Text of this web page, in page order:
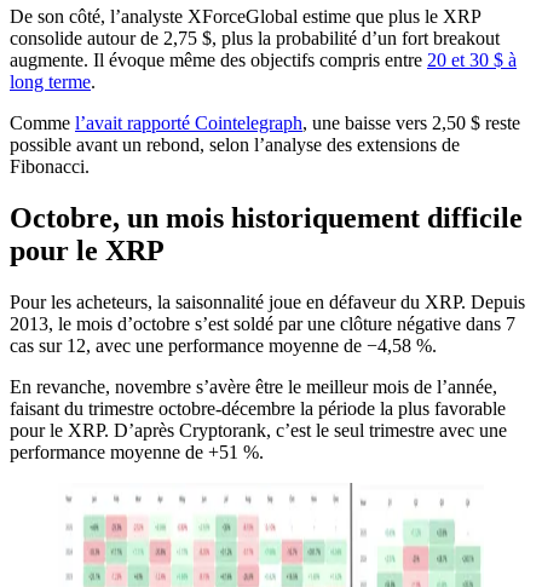
De son côté, l’analyste XForceGlobal estime que plus le XRP
consolide autour de 2,75 $, plus la probabilité d’un fort breakout
augmente. Il évoque même des objectifs compris entre 20 et 30 $ à
long terme.
Comme l’avait rapporté Cointelegraph, une baisse vers 2,50 $ reste
possible avant un rebond, selon l’analyse des extensions de
Fibonacci.
Octobre, un mois historiquement difficile
pour le XRP
Pour les acheteurs, la saisonnalité joue en défaveur du XRP. Depuis
2013, le mois d’octobre s’est soldé par une clôture négative dans 7
cas sur 12, avec une performance moyenne de −4,58 %.
En revanche, novembre s’avère être le meilleur mois de l’année,
faisant du trimestre octobre-décembre la période la plus favorable
pour le XRP. D’après Cryptorank, c’est le seul trimestre avec une
performance moyenne de +51 %.